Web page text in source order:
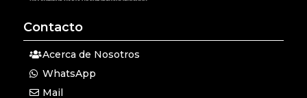
Contacto
Acerca de Nosotros
WhatsApp
Mail